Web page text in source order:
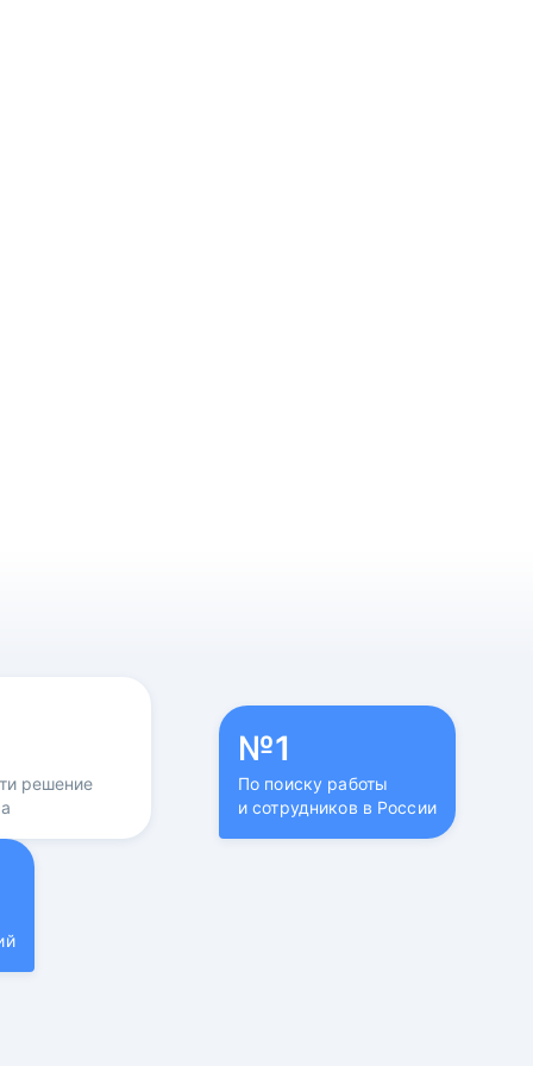
решение
№1
По поиску работы
и сотрудников в России